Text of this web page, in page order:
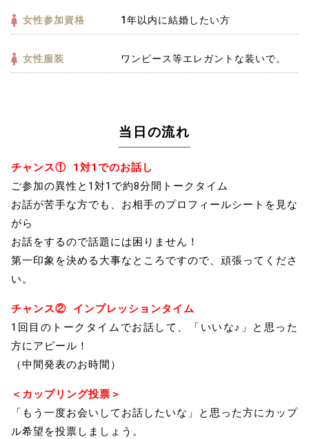
女性参加資格 1年以内に結婚したい方
女性服装 ワンピース等エレガントな装いで。
当日の流れ
チャンス① 1対1でのお話し
ご参加の異性と1対1で約8分間トークタイム
お話が苦手な方でも、お相手のプロフィールシートを見な
がら
お話をするので話題には困りません！
第一印象を決める大事なところですので、頑張ってくださ
い。
チャンス② インプレッションタイム
1回目のトークタイムでお話して、「いいな♪」と思った
方にアピール！
（中間発表のお時間）
＜カップリング投票＞
「もう一度お会いしてお話したいな」と思った方にカップ
ル希望を投票しましょう。